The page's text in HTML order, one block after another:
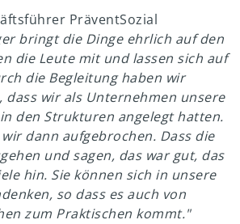
PräventSozial
bringt die Dinge ehrlich auf den
die Leute mit und lassen sich auf
die Begleitung haben wir
dass wir als Unternehmen unsere
den Strukturen angelegt hatten.
dann aufgebrochen. Dass die
und sagen, das war gut, das
hin. Sie können sich in unsere
so dass es auch von
zum Praktischen kommt."